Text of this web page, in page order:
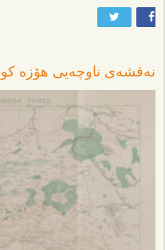
نەقشەی ناوچەیی هۆزە